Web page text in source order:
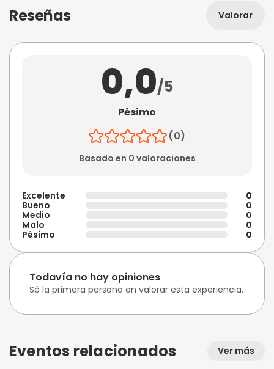
Reseñas Valorar
0,0/5
Pésimo
(0)
Basado en 0 valoraciones
Excelente
0
Bueno
0
Medio
0
Malo
0
Pésimo
0
Todavía no hay opiniones
Sé la primera persona en valorar esta experiencia.
Eventos relacionados Ver más